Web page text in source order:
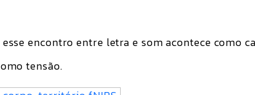
encontro entre letra e som acontece como
tensão.